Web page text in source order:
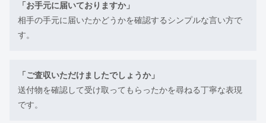
「お手元に届いておりますか」
相手の手元に届いたかどうかを確認するシンプルな言い方で
す。
「ご査収いただけましたでしょうか」
送付物を確認して受け取ってもらったかを尋ねる丁寧な表現
です。